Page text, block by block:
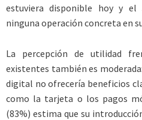
estuviera disponible hoy y
ninguna operación concreta en
La percepción de utilidad
existentes también es
digital no ofrecería beneficios
como la tarjeta o los pagos
(83%) estima que su